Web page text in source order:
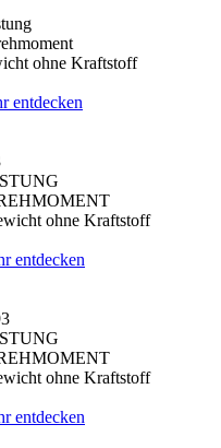
ohne Kraftstoff
entdecken
ohne Kraftstoff
entdecken
ohne Kraftstoff
entdecken